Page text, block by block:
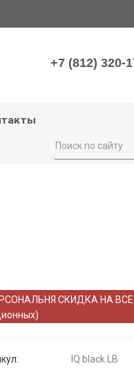
+7 (812) 320-
СКИДКА НА ВСЕ
IQ black LB